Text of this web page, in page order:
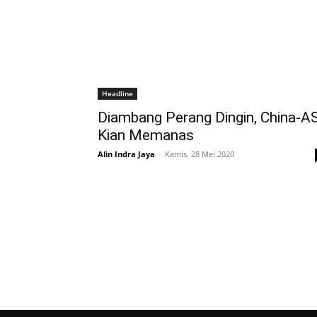
Headline
Diambang Perang Dingin, China-
Kian Memanas
Alin Indra Jaya - Kamis, 28 Mei 2020